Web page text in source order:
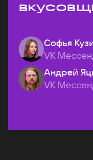
Софья
VK
Андрей
VK